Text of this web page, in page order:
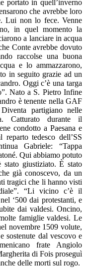
portato in quell’inverno
che avrebbe loro
Lui non lo fece. Venne
in quel momento la
a lanciare in acqua
Conte avrebbe dovuto
raccolse una buona
e lo ammazzarono,
in seguito grazie ad un
Oggi c’è una targa
Nato a S. Pietro Infine
è tenente nella GAF
partigiano nelle
Catturato durante il
condotto a Paesana e
tedesco dell’SS
Gabriele: “Tappa
Qui abbiamo potuto
giustiziato. È stato
già conoscevo, da un
tragici che li hanno visti
“Li vicino c’è il
‘500 dai protestanti, e
dai valdesi. Oncino,
famiglie valdesi. Le
novembre 1509 volute,
sostenute dal vescovo e
frate Angiolo
di Fois proseguì
delle morti sul rogo.